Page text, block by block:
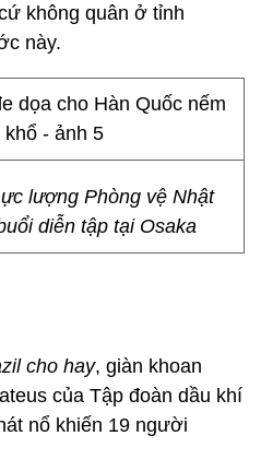
không quân ở tỉnh
này.
lượng Phòng vệ Nhật
diễn tập tại Osaka
cho hay, giàn khoan
của Tập đoàn dầu khí
nổ khiến 19 người